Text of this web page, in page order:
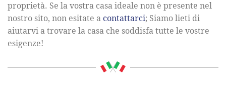
proprietà. Se la vostra casa ideale non è presente nel
nostro sito, non esitate a contattarci; Siamo lieti di
aiutarvi a trovare la casa che soddisfa tutte le vostre
esigenze!